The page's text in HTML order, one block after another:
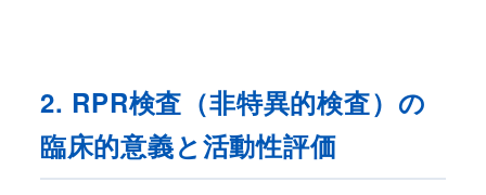
2. RPR検査（非特異的検査）の
臨床的意義と活動性評価